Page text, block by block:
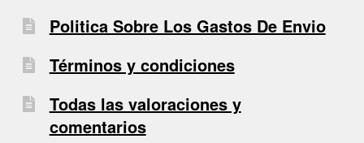
Politica Sobre Los Gastos De Envio
Términos y condiciones
Todas las valoraciones y
comentarios